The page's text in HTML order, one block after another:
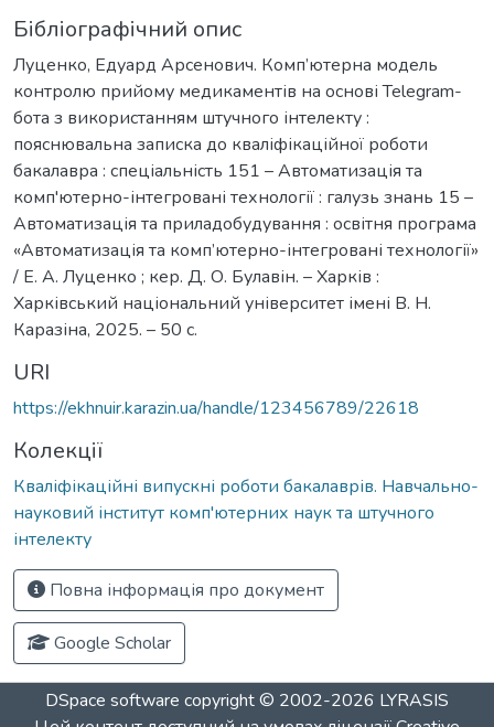
Бібліографічний опис
Луценко, Едуард Арсенович. Комп’ютерна модель
контролю прийому медикаментів на основі Telegram-
бота з використанням штучного інтелекту :
пояснювальна записка до кваліфікаційної роботи
бакалавра : спеціальність 151 – Автоматизація та
комп'ютерно-інтегровані технології : галузь знань 15 –
Автоматизація та приладобудування : освітня програма
«Автоматизація та комп’ютерно-інтегровані технології»
/ Е. А. Луценко ; кер. Д. О. Булавін. – Харків :
Харківський національний університет імені В. Н.
Каразіна, 2025. – 50 с.
URI
https://ekhnuir.karazin.ua/handle/123456789/22618
Колекції
Кваліфікаційні випускні роботи бакалаврів. Навчально-
науковий інститут комп'ютерних наук та штучного
інтелекту
Повна інформація про документ
Google Scholar
DSpace software copyright © 2002-2026 LYRASIS